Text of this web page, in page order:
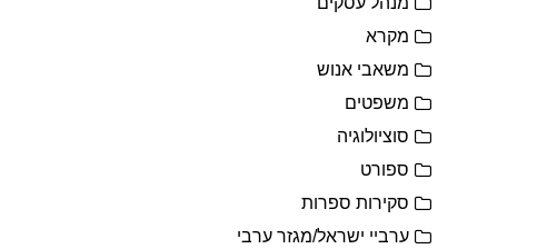
מקרא
משאבי אנוש
משפטים
סוציולוגיה
ספורט
סקירות ספרות
ערביי ישראל/מגזר ערבי